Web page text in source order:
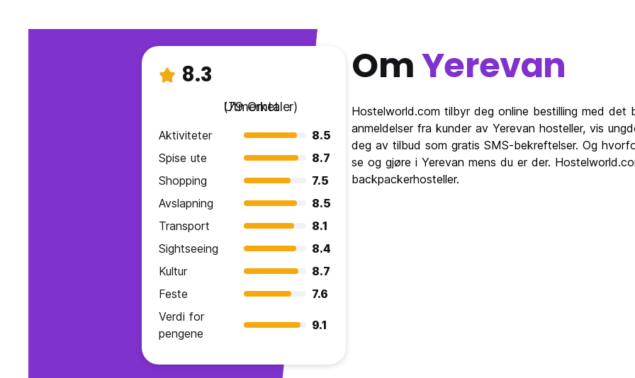
8.3
Utmerket
(79 Omtaler)
Aktiviteter
8.5
Spise ute
8.7
Shopping
7.5
Avslapning
8.5
Transport
8.1
Sightseeing
8.4
Kultur
8.7
Feste
7.6
Verdi for
pengene
9.1
OmYerevan
Hostelworld.com tilbyr deg online bestilling med det
anmeldelser fra kunder av Yerevan hosteller, vis
deg av tilbud som gratis SMS-bekreftelser. Og
se og gjøre i Yerevan mens du er der.
backpackerhosteller.